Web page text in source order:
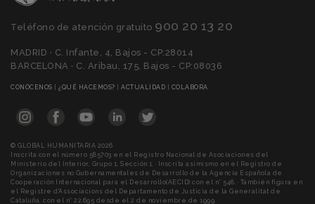
Teléfono de atención gratuíto 900 20 13 20
MADRID · C. Infante, 4, Bajos - CP:28014
BARCELONA · C. Aribau, 175, Bajos - CP:08036
CONÓCENOS (CURRENT)
¿QUÉ HACEMOS? (CURRENT)
ACTUALIDAD (CURRENT)
COLABORA(CURRENT)
© GLOBAL HUMANITARIA 2026
Inscrita con el número 585703 en el Registro Nacional de Asociaciones del
Ministerio del Interior, Grupo 1, Sección 1. · Inscrita asimismo en el Registro de
Organizaciones no Gubernamentales de Desarrollo de la Agencia Española de
Cooperación Internacional para el Desarrollo(AECID) con el n° 548. · También figura en
el Registre d'Associacions del Departamento de Justicia de la Generalitat de
Cataluña, con el n° 22.695 desde el 2 de noviembre de 1999.